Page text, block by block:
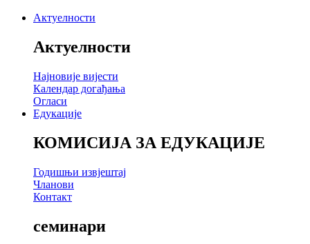
Актуелности
Актуелности
Најновије вијести
Календар догађања
Огласи
Едукације
КОМИСИЈА ЗА ЕДУКАЦИЈЕ
Годишњи извјештај
Чланови
Контакт
семинари